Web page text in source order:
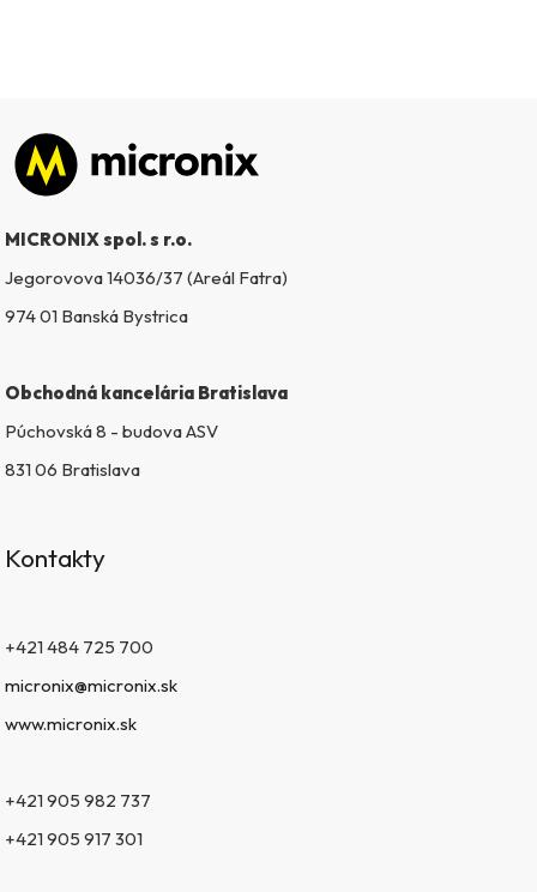
Zápätie
MICRONIX spol. s r.o.
Jegorovova 14036/37 (Areál Fatra)
974 01 Banská Bystrica
Obchodná kancelária Bratislava
Púchovská 8 - budova ASV
831 06 Bratislava
Kontakty
+421 484 725 700
micronix@micronix.sk
www.micronix.sk
+421 905 982 737
+421 905 917 301